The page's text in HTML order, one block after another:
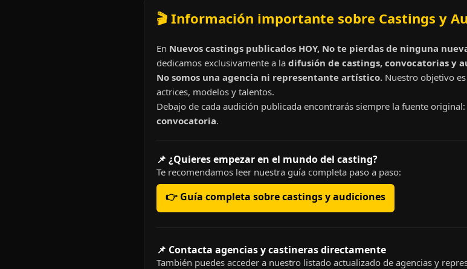
🎬 Información importante sobre Castings y
En Nuevos castings publicados HOY, No te pierdas de ninguna
dedicamos exclusivamente a la difusión de castings, convocatorias y
No somos una agencia ni representante artístico. Nuestro objetivo
actrices, modelos y talentos.
Debajo de cada audición publicada encontrarás siempre la fuente original:
convocatoria.
📌 ¿Quieres empezar en el mundo del casting?
Te recomendamos leer nuestra guía completa paso a paso:
👉 Guía completa sobre castings y audiciones
📌 Contacta agencias y castineras directamente
También puedes acceder a nuestro listado actualizado de agencias y